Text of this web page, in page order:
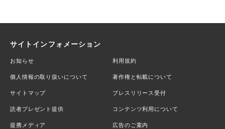
サイトインフォメーション
お知らせ 利用規約
個人情報の取り扱いについて 著作権と転載について
サイトマップ プレスリリース受付
読者プレゼント提供 コンテンツ利用について
提携メディア 広告のご案内